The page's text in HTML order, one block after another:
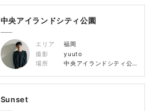
中央アイランドシティ公園
エリア
福岡
撮影
yuuto
場所
中央アイランドシティ公園
Sunset